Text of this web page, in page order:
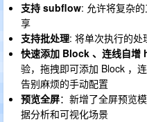
支持 subflow: 允许将复杂
享
支持批处理: 将单次执行的
快速添加 Block 、连线自增
验，拖拽即可添加 Block ，
告别麻烦的手动配置
预览全屏：新增了全屏预览
据分析和可视化场景